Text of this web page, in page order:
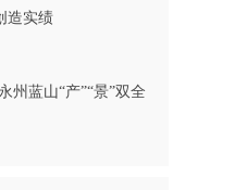
造实绩
州蓝山“产”“景”双全